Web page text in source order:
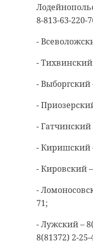
8-813-63-220-
-
- Тихвинский
- Выборгский
-
- Гатчинский
- Киришский
- Кировский
-
71;
- Лужский –
8(81372) 2-25-
высадка
посадка
Время с